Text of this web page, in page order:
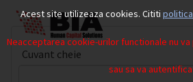
Cuvant cheie
Acest site utilizeaza cookies. Cititi
Neacceptarea cookie-urilor functionale nu
sau sa va